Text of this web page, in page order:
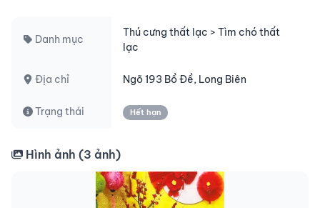
Danh mục
Thú cưng thất lạc > Tìm chó thất
lạc
Địa chỉ Ngõ 193 Bồ Đề, Long Biên
Trạng thái Hết hạn
Hình ảnh (3 ảnh)